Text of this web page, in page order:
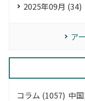
2025年09月 (34)
ア
コラム (1057) 中